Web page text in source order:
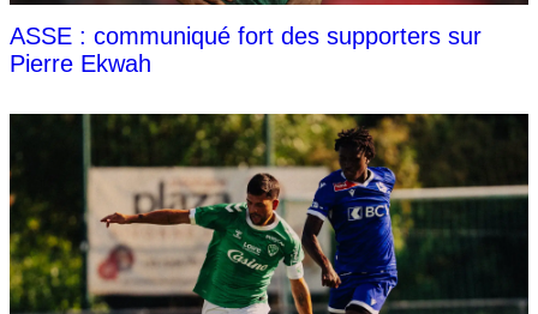
ASSE : communiqué fort des supporters sur
Pierre Ekwah